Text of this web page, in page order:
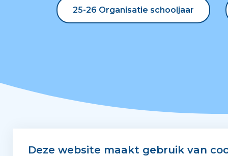
25-26 Organisatie schooljaar
25-26 Organisatie schooljaar
Snel naar
Deze website maakt gebruik van